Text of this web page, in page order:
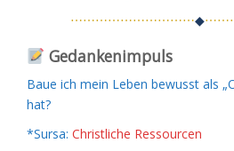
⋯⋯⋯⋯⋯⋯⋯⋯⋯⋯◆
Gedankenimpuls
Baue ich mein Leben bewusst als
hat?
*Sursa: Christliche Ressourcen